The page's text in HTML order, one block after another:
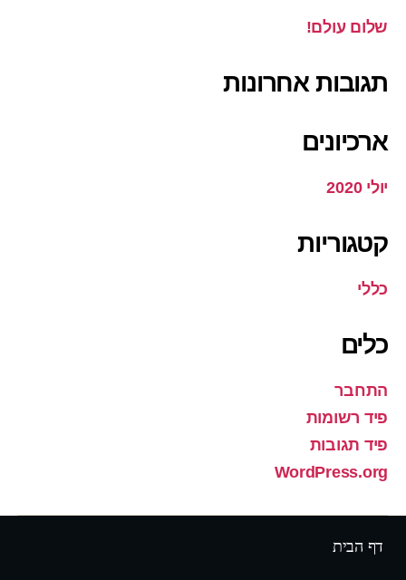
שלום עולם!
תגובות אחרונות
ארכיונים
יולי 2020
קטגוריות
כללי
כלים
התחבר
פיד רשומות
פיד תגובות
WordPress.org
דף הבית